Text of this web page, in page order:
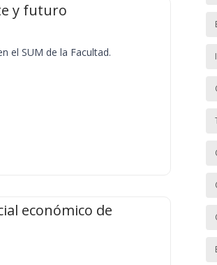
y futuro
el SUM de la Facultad.
económico de